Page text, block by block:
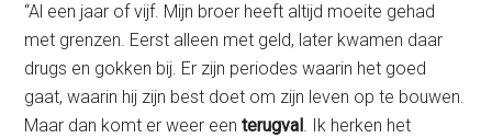
“Al een jaar of vijf. Mijn broer heeft altijd moeite gehad
met grenzen. Eerst alleen met geld, later kwamen daar
drugs en gokken bij. Er zijn periodes waarin het goed
gaat, waarin hij zijn best doet om zijn leven op te bouwen.
Maar dan komt er weer eenterugval. Ik herken het